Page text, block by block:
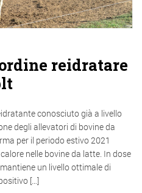
reidratare
conosciuto già a livello
degli allevatori di bovine da
per il periodo estivo 2021
nelle bovine da latte. In dose
un livello ottimale di
[…]